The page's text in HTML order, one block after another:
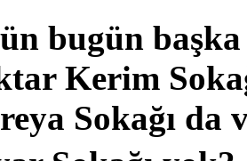
bugün başka
Kerim
Sokağı